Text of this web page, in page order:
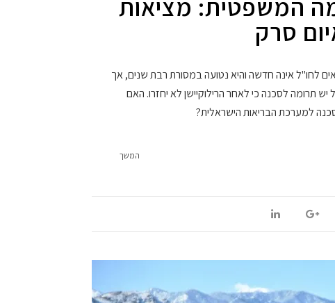
המשפטית: מציאות
סרק
לחו"ל אינה חדשה והיא נטועה במסורת רבת שנים, אך
תרומה לסכנה כי לאחר הרילוקיישן לא יחזרו. האם
למערכת הבריאות הישראלית?
המשך